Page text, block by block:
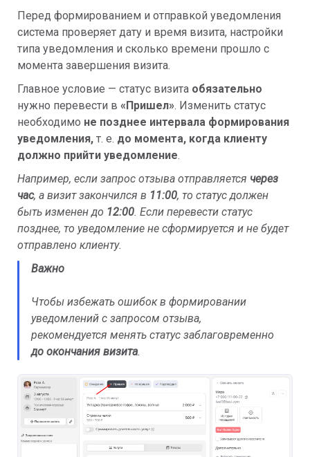
Перед формированием и отправкой уведомления
система проверяет дату и время визита, настройки
типа уведомления и сколько времени прошло с
момента завершения визита.
Главное условие — статус визита обязательно
нужно перевести в «Пришел». Изменить статус
необходимо не позднее интервала формирования
уведомления, т. е. до момента, когда клиенту
должно прийти уведомление.
Например, если запрос отзыва отправляется через
час, а визит закончился в 11:00, то статус должен
быть изменен до 12:00. Если перевести статус
позднее, то уведомление не сформируется и не будет
отправлено клиенту.
Важно
Чтобы избежать ошибок в формировании
уведомлений с запросом отзыва,
рекомендуется менять статус заблаговременно
до окончания визита.